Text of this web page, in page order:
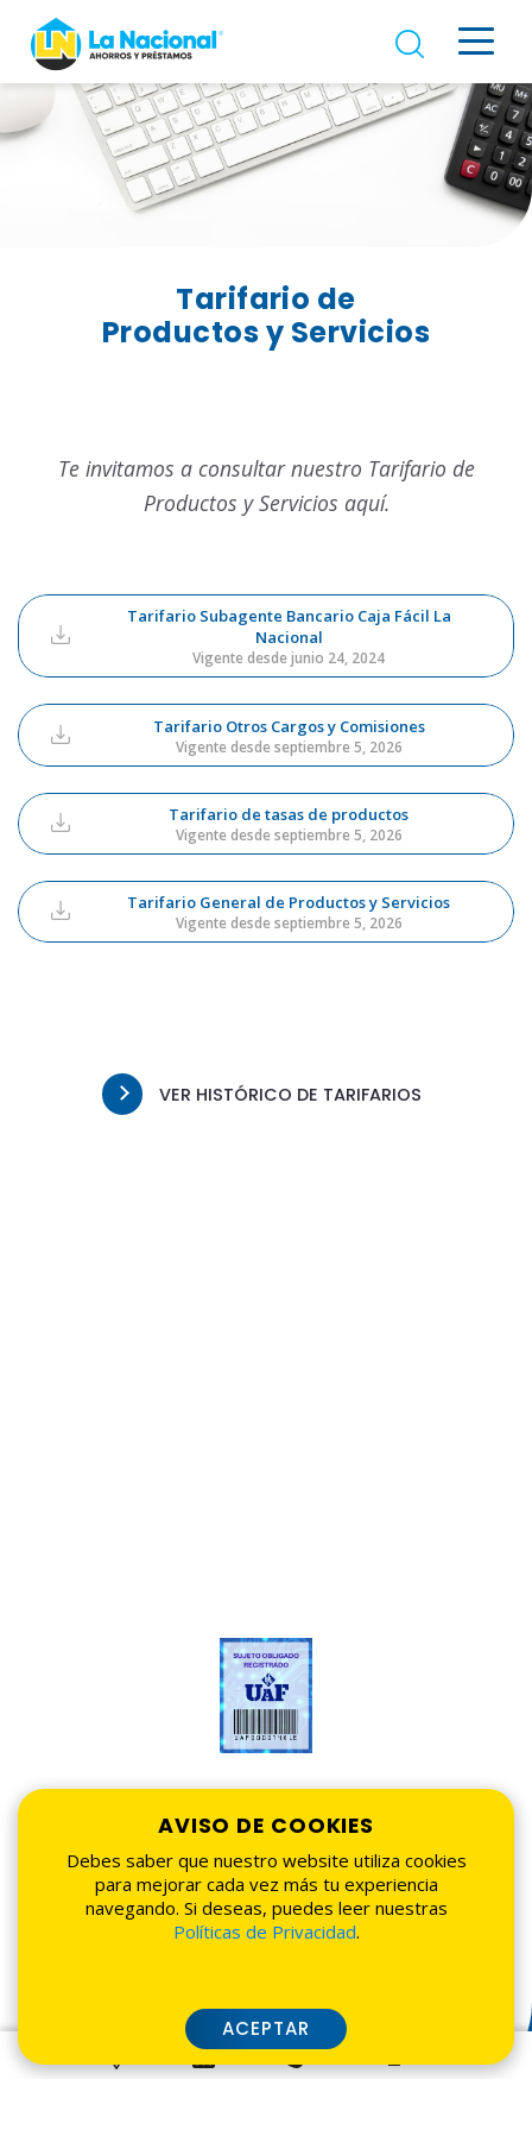
Tarifario de
Productos y Servicios
Te invitamos a consultar nuestro Tarifario de
Productos y Servicios aquí.
Tarifario Subagente Bancario Caja Fácil La
Nacional
Vigente desde junio 24, 2024
Tarifario Otros Cargos y Comisiones
Vigente desde septiembre 5, 2026
Tarifario de tasas de productos
Vigente desde septiembre 5, 2026
Tarifario General de Productos y Servicios
Vigente desde septiembre 5, 2026
VER HISTÓRICO DE TARIFARIOS
AVISO DE COOKIES
Debes saber que nuestro website utiliza cookies
para mejorar cada vez más tu experiencia
navegando. Si deseas, puedes leer nuestras
Políticas de Privacidad.
ACEPTAR